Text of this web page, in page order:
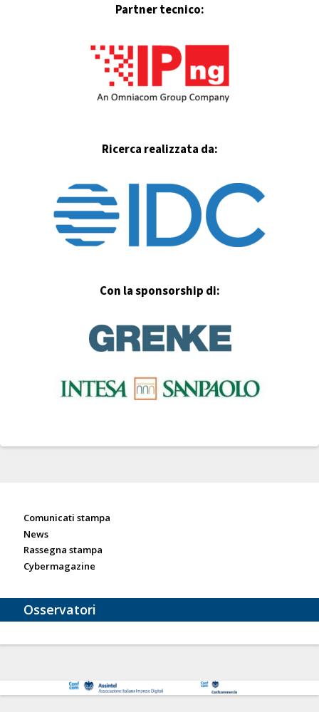
Partner tecnico:
Ricerca realizzata da:
Con la sponsorship di:
Comunicati stampa
News
Rassegna stampa
Cybermagazine
Osservatori